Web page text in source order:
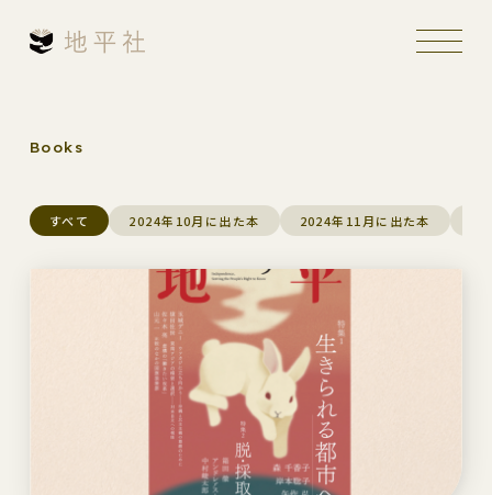
Books
すべて 2024年10月に出た本 2024年11月に出た本